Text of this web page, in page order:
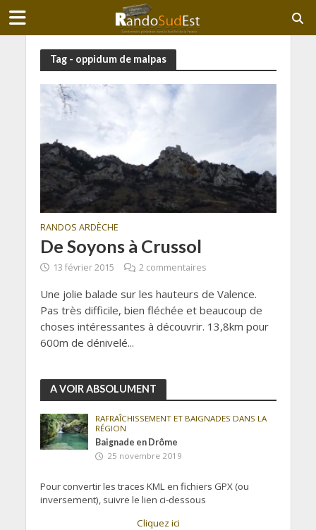
Tag - oppidum de malpas
RANDOS ARDÈCHE
De Soyons à Crussol
13 février 2015 2 commentaires
Une jolie balade sur les hauteurs de Valence.
Pas très difficile, bien fléchée et beaucoup de
choses intéressantes à découvrir. 13,8km pour
600m de dénivelé...
A VOIR ABSOLUMENT
RAFRAÎCHISSEMENT ET BAIGNADES DANS LA
RÉGION
Baignade en Drôme
25 novembre 2019
Pour convertir les traces KML en fichiers GPX (ou
inversement), suivre le lien ci-dessous
Cliquez ici